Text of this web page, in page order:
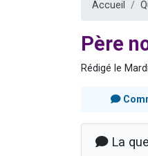
Accueil
Père
Rédigé le
La